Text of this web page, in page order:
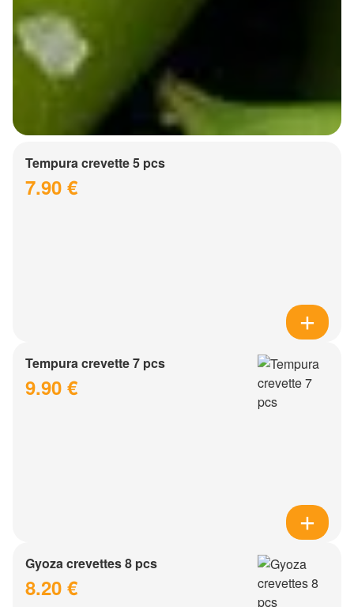
Tempura crevette 5 pcs
7.90 €
Tempura crevette 7 pcs
9.90 €
Gyoza crevettes 8 pcs
8.20 €